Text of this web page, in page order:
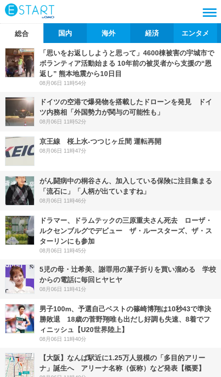
総合 国内 海外 経済 エンタメ
「思いをお返ししようと思って」4600棟被害の宇城市で
ボランティア活動始まる 10年前の被災者から支援の“恩
返し” 熊本地震から10日目
08月06日 11時54分
ドイツの空港で爆発物を搭載したドローンを発見 ドイ
ツ内務相「外国勢力が関与の可能性も」
08月06日 11時52分
京王線 桜上水-つつじヶ丘間 運転再開
08月06日 11時47分
がん闘病中の桐谷さん、加入している保険に注目集まる
「流石に」「人柄が出ていますね」
08月06日 11時46分
ドラマー、ドラムテックの三原重夫さん死去 ローザ・
ルクセンブルグでデビュー ザ・ルースターズ、ザ・ス
ターリンにも参加
08月06日 11時45分
5児の母・辻希美、謝罪用の菓子折りを買い溜める 学校
からの電話に毎回ヒヤヒヤ
08月06日 11時41分
男子100m、予選自己ベストの篠崎博翔は10秒43で準決
勝敗退 18歳の菅野翔唯も出だし好調も失速、8着でフ
ィニッシュ【U20世界陸上】
08月06日 11時40分
【大阪】なんば駅近に1.25万人規模の「多目的アリー
ナ」誕生へ アリーナ名称（仮称）など発表【概要】